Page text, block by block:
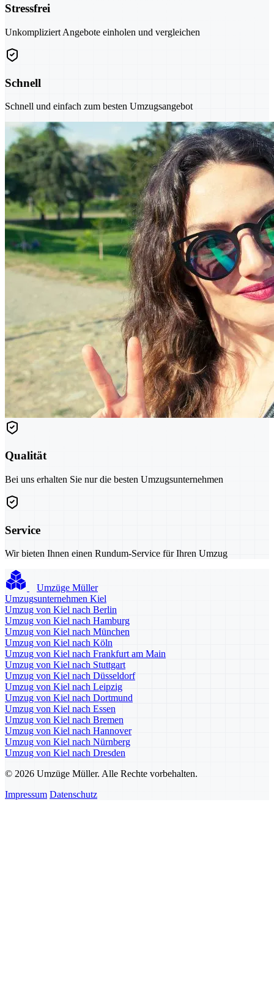
Stressfrei
Unkompliziert Angebote einholen und vergleichen
Schnell
Schnell und einfach zum besten Umzugsangebot
Qualität
Bei uns erhalten Sie nur die besten Umzugsunternehmen
Service
Wir bieten Ihnen einen Rundum-Service für Ihren Umzug
Umzüge Müller
Umzugsunternehmen Kiel
Umzug von Kiel nach Berlin
Umzug von Kiel nach Hamburg
Umzug von Kiel nach München
Umzug von Kiel nach Köln
Umzug von Kiel nach Frankfurt am Main
Umzug von Kiel nach Stuttgart
Umzug von Kiel nach Düsseldorf
Umzug von Kiel nach Leipzig
Umzug von Kiel nach Dortmund
Umzug von Kiel nach Essen
Umzug von Kiel nach Bremen
Umzug von Kiel nach Hannover
Umzug von Kiel nach Nürnberg
Umzug von Kiel nach Dresden
© 2026 Umzüge Müller. Alle Rechte vorbehalten.
Impressum Datenschutz